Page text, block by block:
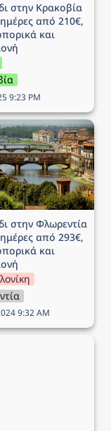
στην Κρακοβία
από 210€,
και
9:23 PM
Φλωρεντία →
από 293€,
και διαμονή
στην Φλωρεντία
από 293€,
και
9:32 AM
Μπρατισλάβα